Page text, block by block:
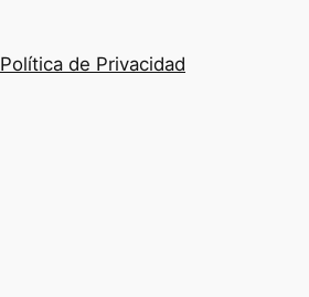
Política de Privacidad